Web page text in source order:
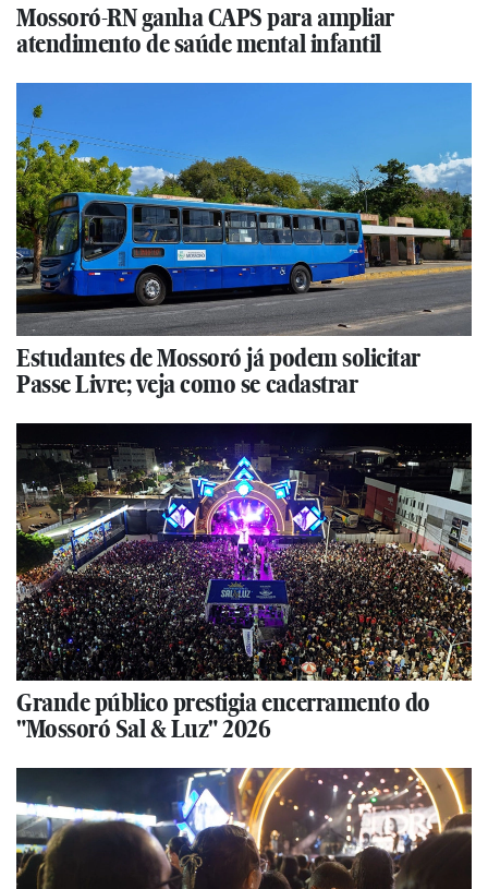
Mossoró-RN ganha CAPS para ampliar
atendimento de saúde mental infantil
Estudantes de Mossoró já podem solicitar
Passe Livre; veja como se cadastrar
Grande público prestigia encerramento do
"Mossoró Sal & Luz" 2026